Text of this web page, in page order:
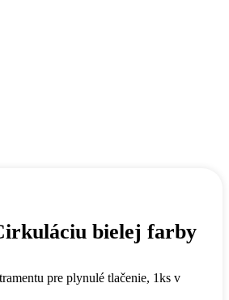
bielej farby
pre plynulé tlačenie, 1ks v